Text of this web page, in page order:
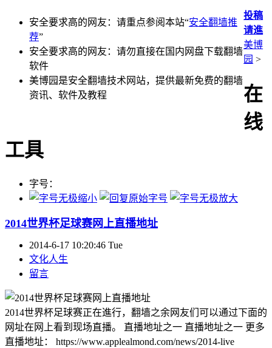
安全要求高的网友：请重点参阅本站“安全翻墙推
荐”
安全要求高的网友：请勿直接在国内网盘下载翻墙
软件
美博园是安全翻墙技术网站，提供最新免费的翻墙
资讯、软件及教程
投稿
请進
美博
园 >
在
线
工具
字号：
2014世界杯足球赛网上直播地址
2014-6-17 10:20:46 Tue
文化人生
留言
2014世界杯足球赛正在進行，翻墙之余网友们可以通过下面的
网址在网上看到现场直播。 直播地址之一 直播地址之一 更多
直播地址： https://www.applealmond.com/news/2014-live